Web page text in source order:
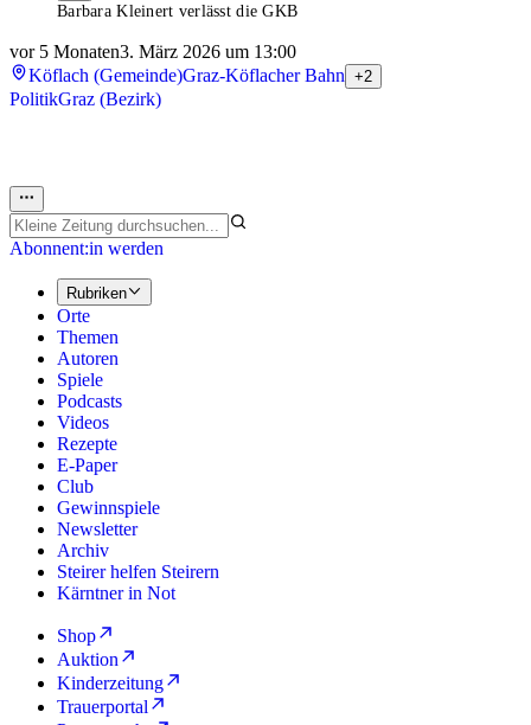
Barbara Kleinert verlässt die GKB
vor 5 Monaten3. März 2026 um 13:00
Köflach (Gemeinde)Graz-Köflacher Bahn +2
PolitikGraz (Bezirk)
Abonnent:in werden
Rubriken
Orte
Themen
Autoren
Spiele
Podcasts
Videos
Rezepte
E-Paper
Club
Gewinnspiele
Newsletter
Archiv
Steirer helfen Steirern
Kärntner in Not
Shop
Auktion
Kinderzeitung
Trauerportal